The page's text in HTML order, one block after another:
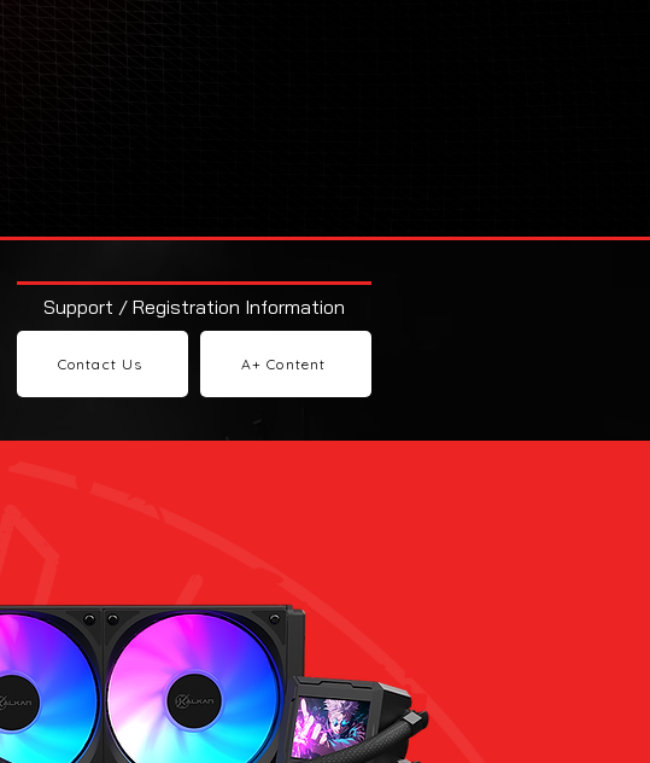
Support / Registration Information
Contact Us A+ Content